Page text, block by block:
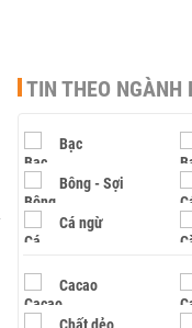
TIN THEO NGÀNH
Bạc
Bông - Sợi
Cá ngừ
Cacao